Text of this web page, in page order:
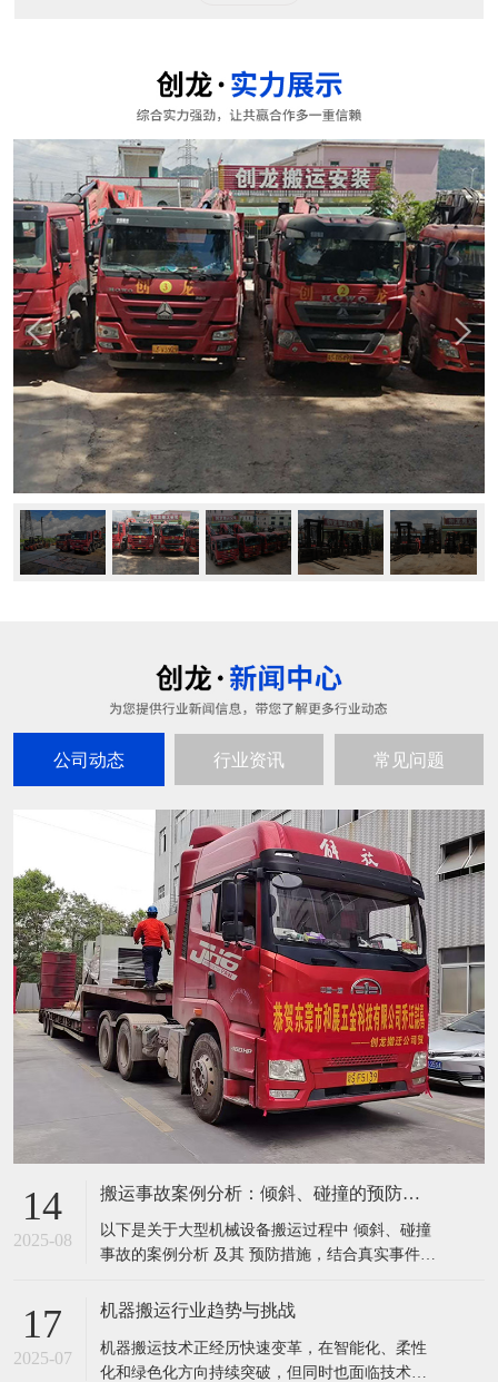
公司动态 行业资讯 常见问题
14
2025-08
搬运事故案例分析：倾斜、碰撞的预防措施
以下是关于大型机械设备搬运过程中 倾斜、碰撞
事故的案例分析 及其 预防措施，结合真实事件总
案例解析 案例1：港口龙门吊倾覆事故 事故经
实，液压顶升过程中一侧地基下陷，导致设
17
2025-07
机器搬运行业趋势与挑战
机器搬运技术正经历快速变革，在智能化、柔性
化和绿色化方向持续突破，但同时也面临技术、